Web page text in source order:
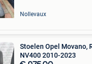
Nollevaux
Stoelen Opel Movano,
NV400 2010-2023